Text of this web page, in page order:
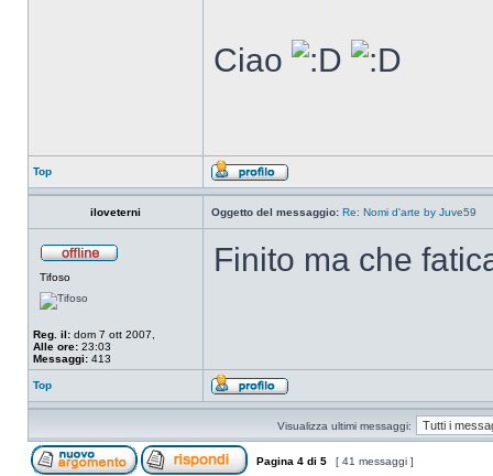
Ciao
Top
iloveterni Oggetto del messaggio: Re: Nomi d'arte by Juve59
Tifoso
Reg. il: dom 7 ott 2007,
Alle ore: 23:03
Messaggi: 413
Finito ma che
Top
Visualizza ultimi messaggi:
Pagina 4 di 5 [ 41 messaggi ]